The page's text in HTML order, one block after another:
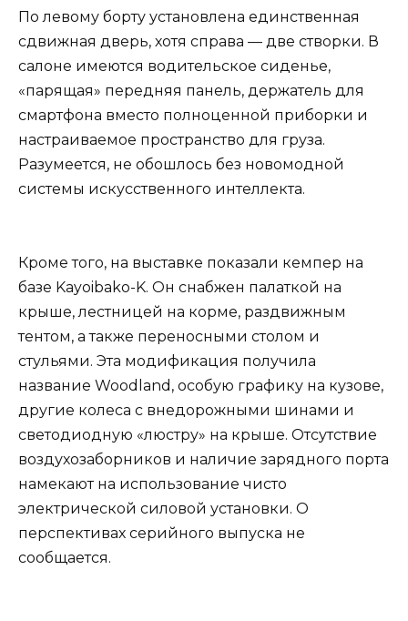
По левому борту установлена единственная
сдвижная дверь, хотя справа — две створки. В
салоне имеются водительское сиденье,
«парящая» передняя панель, держатель для
смартфона вместо полноценной приборки и
настраиваемое пространство для груза.
Разумеется, не обошлось без новомодной
системы искусственного интеллекта.
Кроме того, на выставке показали кемпер на
базе Kayoibako-K. Он снабжен палаткой на
крыше, лестницей на корме, раздвижным
тентом, а также переносными столом и
стульями. Эта модификация получила
название Woodland, особую графику на кузове,
другие колеса с внедорожными шинами и
светодиодную «люстру» на крыше. Отсутствие
воздухозаборников и наличие зарядного порта
намекают на использование чисто
электрической силовой установки. О
перспективах серийного выпуска не
сообщается.